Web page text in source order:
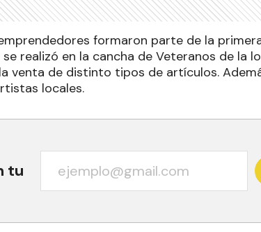
formaron parte de la
realizó en la cancha de Veteranos de la
venta de distinto tipos de artículos.
locales.
tu